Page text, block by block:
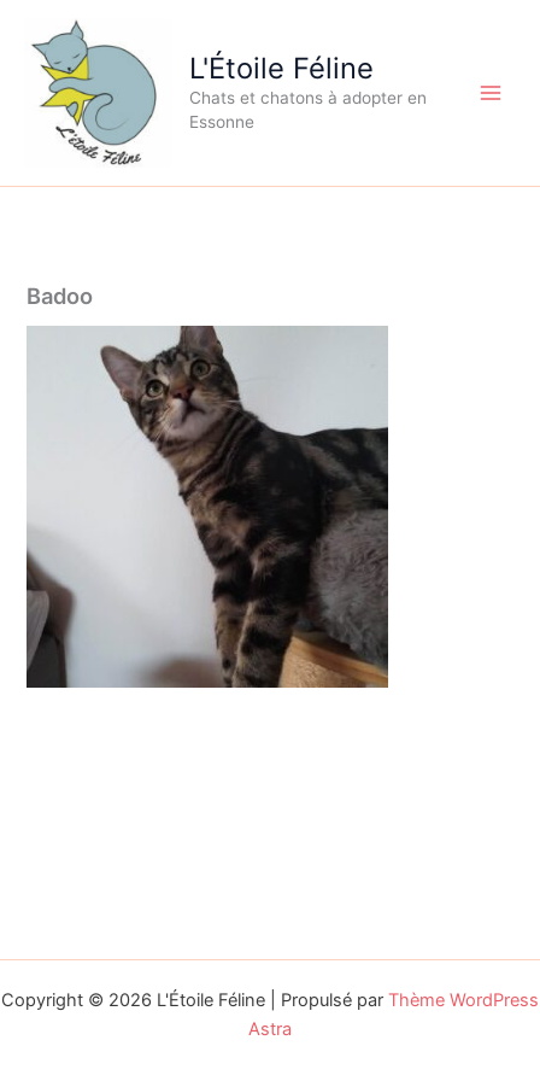
contenu
L'Étoile Féline
Chats et chatons à adopter en
Essonne
Badoo
Copyright © 2026 L'Étoile Féline | Propulsé par Thème WordPress
Astra